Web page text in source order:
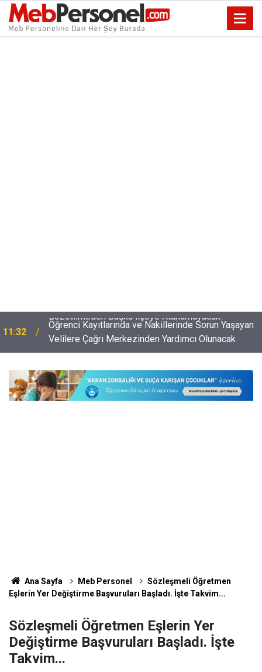
11:32
Öğrenci Kayıtlarında ve Nakillerinde Sorun Yaşayan
Velilere Çağrı Merkezinden Yardımcı Olunacak
Ana Sayfa Meb Personel
Sözleşmeli Öğretmen
Eşlerin Yer Değiştirme Başvuruları Başladı. İşte Takvim...
Sözleşmeli Öğretmen Eşlerin Yer
Değiştirme Başvuruları Başladı. İşte
Takvim...